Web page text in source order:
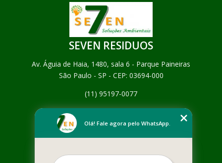
SEVEN RESIDUOS
Av. Águia de Haia, 1480, sala 6 - Parque Paineiras
São Paulo - SP - CEP: 03694-000
(11) 95197-0077
Empresa
Contato
Olá! Fale agora pelo WhatsApp.